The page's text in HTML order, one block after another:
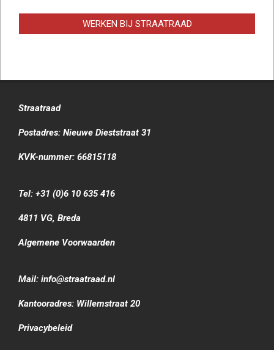
WERKEN BIJ STRAATRAAD
Straatraad
Postadres: Nieuwe Dieststraat 31
KVK-nummer: 66815118
Tel: +31 (0)6 10 635 416
4811 VG, Breda
Algemene Voorwaarden
Mail: info@straatraad.nl
Kantooradres: Willemstraat 20
Privacybeleid